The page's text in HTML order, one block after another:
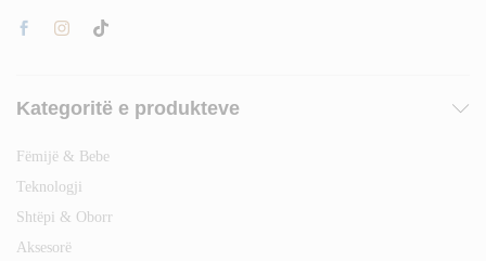
Kategoritë e produkteve
Fëmijë & Bebe
Teknologji
Shtëpi & Oborr
Aksesorë